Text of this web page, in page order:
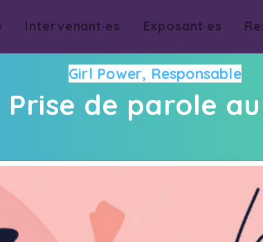
Intervenant·es Exposant·es
Girl Power, Responsable
Prise de parole